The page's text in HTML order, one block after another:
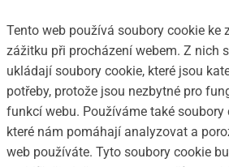
Tento web používá soubory cookie ke
zážitku při procházení webem. Z nich
ukládají soubory cookie, které jsou
potřeby, protože jsou nezbytné pro
funkcí webu. Používáme také soubory
které nám pomáhají analyzovat a
web používáte. Tyto soubory cookie